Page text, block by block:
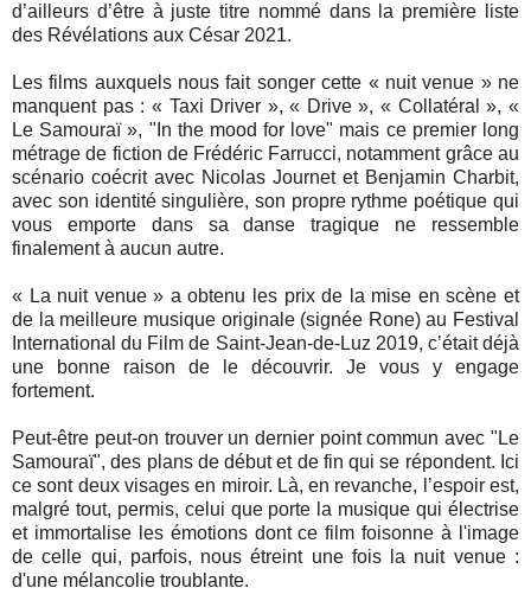
d’ailleurs d’être à juste titre nommé dans la première liste
des Révélations aux César 2021.
Les films auxquels nous fait songer cette « nuit venue » ne
manquent pas : « Taxi Driver », « Drive », « Collatéral », «
Le Samouraï », "In the mood for love" mais ce premier long
métrage de fiction de Frédéric Farrucci, notamment grâce au
scénario coécrit avec Nicolas Journet et Benjamin Charbit,
avec son identité singulière, son propre rythme poétique qui
vous emporte dans sa danse tragique ne ressemble
finalement à aucun autre.
« La nuit venue » a obtenu les prix de la mise en scène et
de la meilleure musique originale (signée Rone) au Festival
International du Film de Saint-Jean-de-Luz 2019, c’était déjà
une bonne raison de le découvrir. Je vous y engage
fortement.
Peut-être peut-on trouver un dernier point commun avec "Le
Samouraï", des plans de début et de fin qui se répondent. Ici
ce sont deux visages en miroir. Là, en revanche, l’espoir est,
malgré tout, permis, celui que porte la musique qui électrise
et immortalise les émotions dont ce film foisonne à l'image
de celle qui, parfois, nous étreint une fois la nuit venue :
d'une mélancolie troublante.